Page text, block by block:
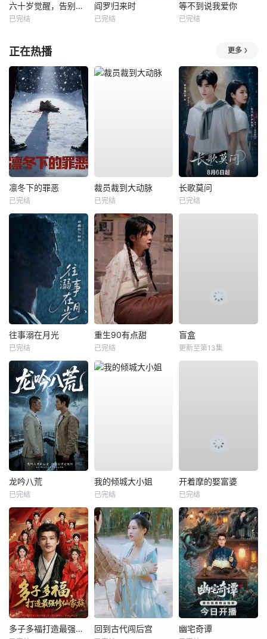
六十岁觉醒，告别三十九载烂婚姻
已完结
阎罗归来时
已完结
等不到说我爱你
已完结
正在热播 更多
凛冬下的罪恶
已完结
裁员裁到大动脉
已完结
长歌莫问
已完结
往事溺在月光
已完结
重生90有点甜
已完结
盲盒
更新至第13集
龙吟八荒
已完结
我的倾城大小姐
已完结
开着摩的娶富婆
已完结
多子多福打造最强修仙家族 回到古代闯后宫 幽宅奇谭